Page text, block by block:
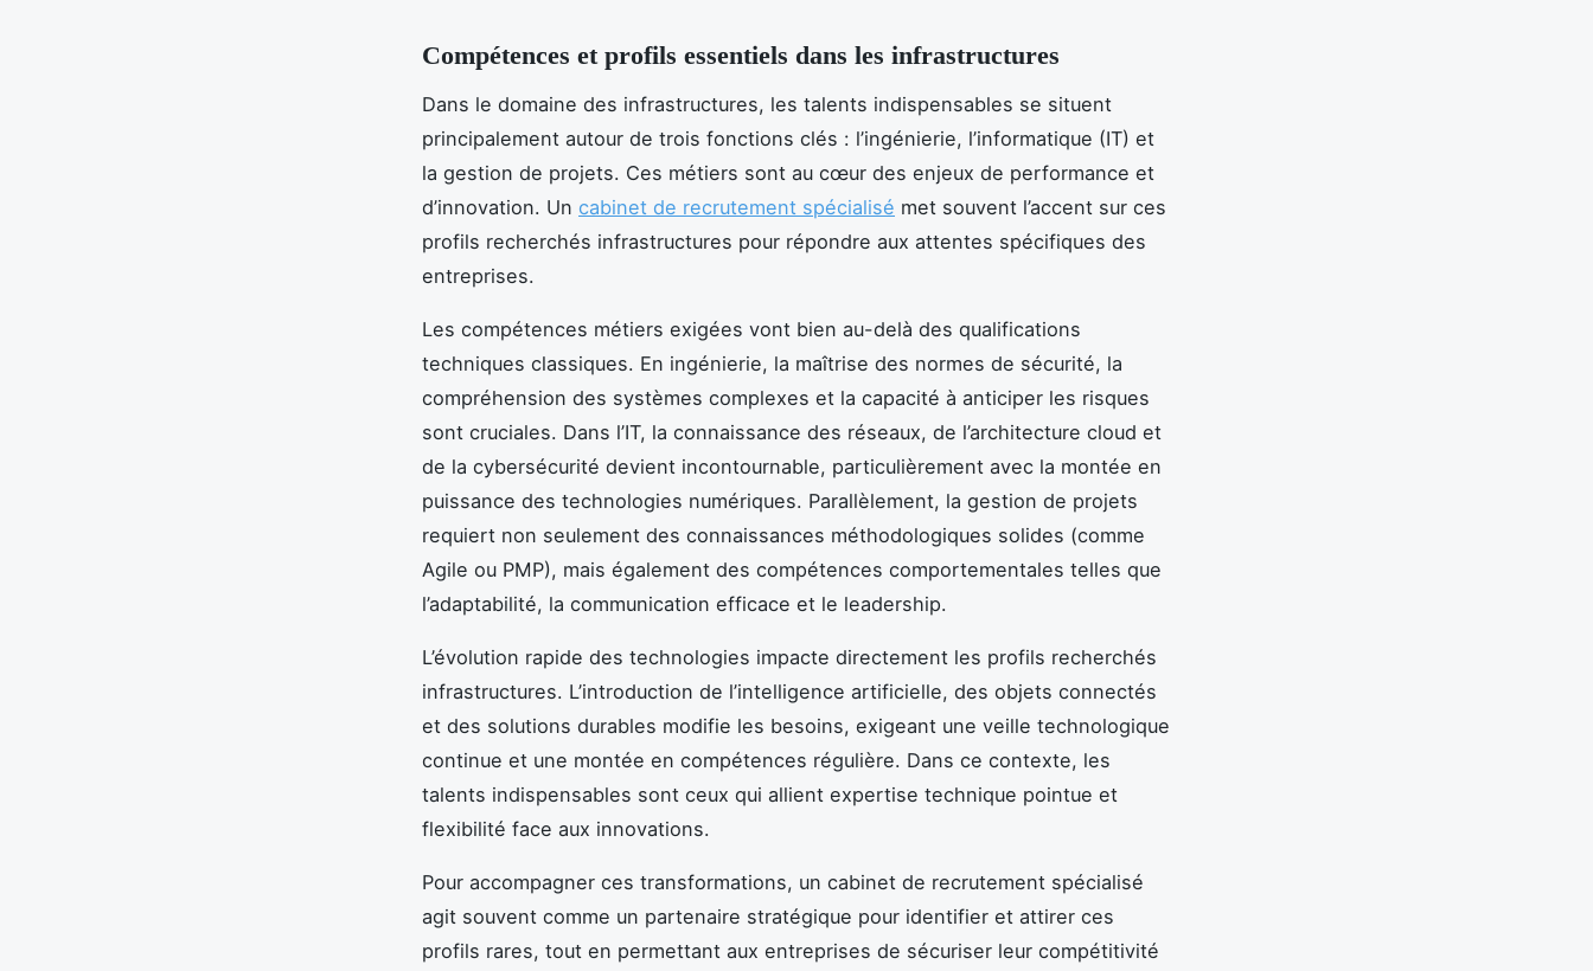
Compétences et profils essentiels dans les infrastructures
Dans le domaine des infrastructures, les talents indispensables se situent
principalement autour de trois fonctions clés : l’ingénierie, l’informatique (IT) et
la gestion de projets. Ces métiers sont au cœur des enjeux de performance et
d’innovation. Un cabinet de recrutement spécialisé met souvent l’accent sur ces
profils recherchés infrastructures pour répondre aux attentes spécifiques des
entreprises.
Les compétences métiers exigées vont bien au-delà des qualifications
techniques classiques. En ingénierie, la maîtrise des normes de sécurité, la
compréhension des systèmes complexes et la capacité à anticiper les risques
sont cruciales. Dans l’IT, la connaissance des réseaux, de l’architecture cloud et
de la cybersécurité devient incontournable, particulièrement avec la montée en
puissance des technologies numériques. Parallèlement, la gestion de projets
requiert non seulement des connaissances méthodologiques solides (comme
Agile ou PMP), mais également des compétences comportementales telles que
l’adaptabilité, la communication efficace et le leadership.
L’évolution rapide des technologies impacte directement les profils recherchés
infrastructures. L’introduction de l’intelligence artificielle, des objets connectés
et des solutions durables modifie les besoins, exigeant une veille technologique
continue et une montée en compétences régulière. Dans ce contexte, les
talents indispensables sont ceux qui allient expertise technique pointue et
flexibilité face aux innovations.
Pour accompagner ces transformations, un cabinet de recrutement spécialisé
agit souvent comme un partenaire stratégique pour identifier et attirer ces
profils rares, tout en permettant aux entreprises de sécuriser leur compétitivité